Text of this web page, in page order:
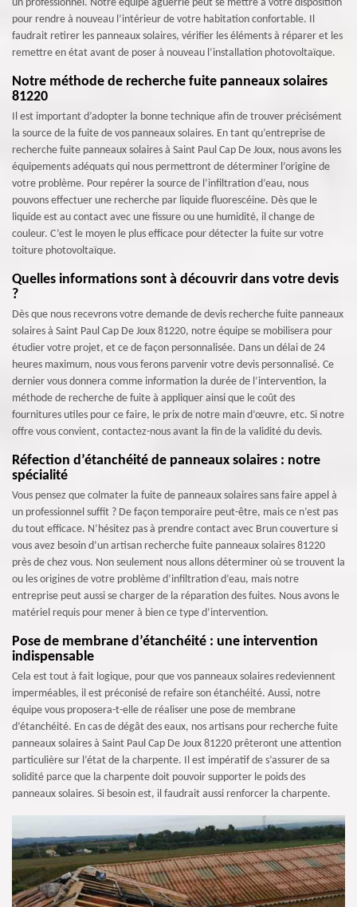
un professionnel. Notre équipe aguerrie peut se mettre à votre disposition
pour rendre à nouveau l’intérieur de votre habitation confortable. Il
faudrait retirer les panneaux solaires, vérifier les éléments à réparer et les
remettre en état avant de poser à nouveau l’installation photovoltaïque.
Notre méthode de recherche fuite panneaux solaires
81220
Il est important d’adopter la bonne technique afin de trouver précisément
la source de la fuite de vos panneaux solaires. En tant qu’entreprise de
recherche fuite panneaux solaires à Saint Paul Cap De Joux, nous avons les
équipements adéquats qui nous permettront de déterminer l’origine de
votre problème. Pour repérer la source de l’infiltration d’eau, nous
pouvons effectuer une recherche par liquide fluorescéine. Dès que le
liquide est au contact avec une fissure ou une humidité, il change de
couleur. C’est le moyen le plus efficace pour détecter la fuite sur votre
toiture photovoltaïque.
Quelles informations sont à découvrir dans votre devis
?
Dès que nous recevrons votre demande de devis recherche fuite panneaux
solaires à Saint Paul Cap De Joux 81220, notre équipe se mobilisera pour
étudier votre projet, et ce de façon personnalisée. Dans un délai de 24
heures maximum, nous vous ferons parvenir votre devis personnalisé. Ce
dernier vous donnera comme information la durée de l’intervention, la
méthode de recherche de fuite à appliquer ainsi que le coût des
fournitures utiles pour ce faire, le prix de notre main d’œuvre, etc. Si notre
offre vous convient, contactez-nous avant la fin de la validité du devis.
Réfection d’étanchéité de panneaux solaires : notre
spécialité
Vous pensez que colmater la fuite de panneaux solaires sans faire appel à
un professionnel suffit ? De façon temporaire peut-être, mais ce n’est pas
du tout efficace. N’hésitez pas à prendre contact avec Brun couverture si
vous avez besoin d’un artisan recherche fuite panneaux solaires 81220
près de chez vous. Non seulement nous allons déterminer où se trouvent la
ou les origines de votre problème d’infiltration d’eau, mais notre
entreprise peut aussi se charger de la réparation des fuites. Nous avons le
matériel requis pour mener à bien ce type d’intervention.
Pose de membrane d’étanchéité : une intervention
indispensable
Cela est tout à fait logique, pour que vos panneaux solaires redeviennent
imperméables, il est préconisé de refaire son étanchéité. Aussi, notre
équipe vous proposera-t-elle de réaliser une pose de membrane
d’étanchéité. En cas de dégât des eaux, nos artisans pour recherche fuite
panneaux solaires à Saint Paul Cap De Joux 81220 prêteront une attention
particulière sur l’état de la charpente. Il est impératif de s’assurer de sa
solidité parce que la charpente doit pouvoir supporter le poids des
panneaux solaires. Si besoin est, il faudrait aussi renforcer la charpente.